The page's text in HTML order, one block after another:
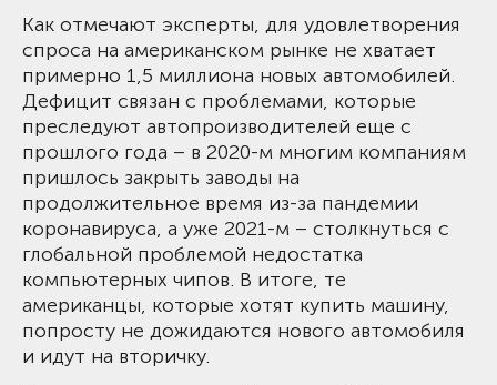
Как отмечают эксперты, для удовлетворения
спроса на американском рынке не хватает
примерно 1,5 миллиона новых автомобилей.
Дефицит связан с проблемами, которые
преследуют автопроизводителей еще с
прошлого года – в 2020-м многим компаниям
пришлось закрыть заводы на
продолжительное время из-за пандемии
коронавируса, а уже 2021-м – столкнуться с
глобальной проблемой недостатка
компьютерных чипов. В итоге, те
американцы, которые хотят купить машину,
попросту не дожидаются нового автомобиля
и идут на вторичку.